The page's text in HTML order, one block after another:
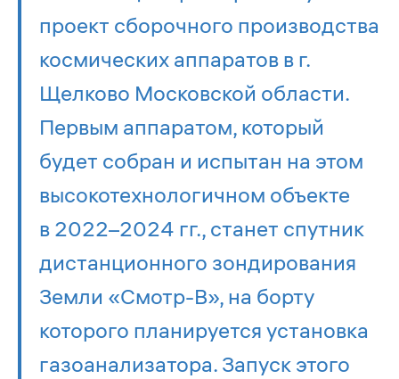
проект сборочного производства
космических аппаратов в г.
Щелково Московской области.
Первым аппаратом, который
будет собран и испытан на этом
высокотехнологичном объекте
в 2022–2024 гг., станет спутник
дистанционного зондирования
Земли «Смотр-В», на борту
которого планируется установка
газоанализатора. Запуск этого